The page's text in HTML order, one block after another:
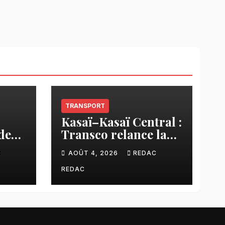
TRANSPORT
Kasaï–Kasaï Central :
Transco relance la
liaison Tshikapa–
Tshiamu pour
faciliter les échanges
AOÛT 4, 2026 REDAC
REDAC